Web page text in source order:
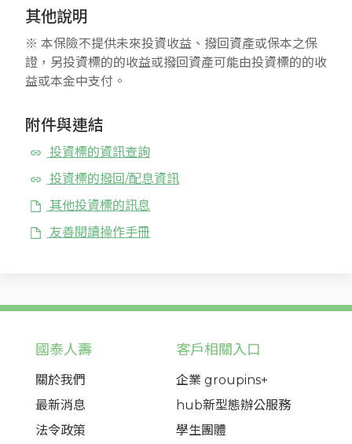
其他說明
※ 本保險不提供未來投資收益、撥回資產或保本之保
證，另投資標的的收益或撥回資產可能由投資標的的收
益或本金中支付。
附件與連結
投資標的資訊查詢
投資標的撥回/配息資訊
其他投資標的訊息
友善閱讀操作手冊
國泰人壽
關於我們
最新消息
法令政策
客戶相關入口
企業 groupins+
hub新型態辦公服務
學生團體